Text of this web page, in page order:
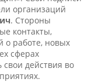
организаций
. Стороны
контакты,
о работе, новых
сферах
свои действия во